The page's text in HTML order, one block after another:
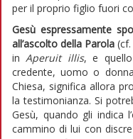
per il proprio figlio fuori
Gesù espressamente
all’ascolto della Parola
inAperuit illis, e
credente, uomo o
Chiesa, significa allora
la testimonianza. Si
Gesù, quando gli indica
cammino di lui con